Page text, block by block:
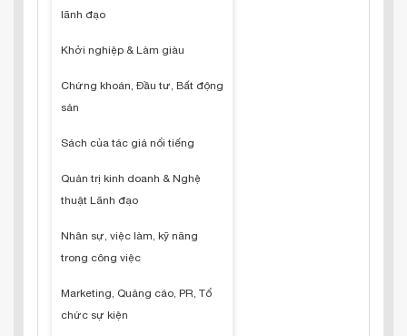
lãnh đạo
Khởi nghiệp & Làm giàu
Chứng khoán, Đầu tư, Bất động
sản
Sách của tác giả nổi tiếng
Quản trị kinh doanh & Nghệ
thuật Lãnh đạo
Nhân sự, việc làm, kỹ năng
trong công việc
Marketing, Quảng cáo, PR, Tổ
chức sự kiện